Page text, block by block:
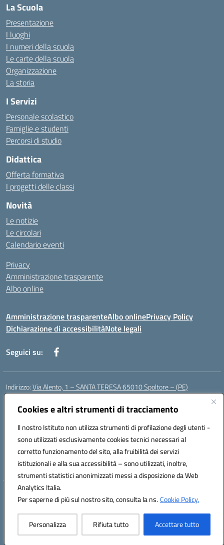
Cookies e altri strumenti di tracciamento
Il nostro Istituto non utilizza strumenti di profilazione degli utenti -
sono utilizzati esclusivamente cookies tecnici necessari al
corretto funzionamento del sito, alla fruibilità dei servizi
istituzionali e alla sua accessibilità – sono utilizzati, inoltre,
strumenti statistici anonimizzati messi a disposizione da Web
Analytics Italia.
Per saperne di più sul nostro sito, consulta la ns.Cookie Policy.
Personalizza Rifiuta tutto Accettare tutto
La Scuola
Presentazione
I luoghi
I numeri della scuola
Le carte della scuola
Organizzazione
La storia
I Servizi
Personale scolastico
Famiglie e studenti
Percorsi di studio
Didattica
Offerta formativa
I progetti delle classi
Novità
Le notizie
Le circolari
Calendario eventi
Privacy
Amministrazione trasparente
Albo online
Amministrazione trasparenteAlbo onlinePrivacy Policy
Dichiarazione di accessibilitàNote legali
Seguici su:
Indirizzo:Via Alento, 1 – SANTA TERESA 65010 Spoltore – (PE)
Centralino:
Posta elettronica certificata (PEC):peee052003@pec.istruzione.it
Codice fiscale: 80006490686
Codice meccanografico:peee052003
Codice Indice delle Pubbliche Amministrazioni (IPA): istsc_peee052003
Codice unico di fatturazione (CUF): UF01MF
Hosting & Powered by 3D Solution S.r.l.
Concept & Design by Designers Italia